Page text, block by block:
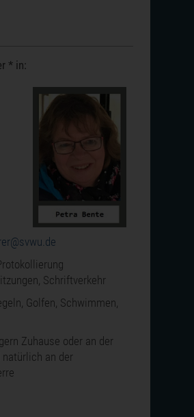
* in:
Schriftverkehr
Golfen, Schwimmen,
Zuhause oder an der
natürlich an der